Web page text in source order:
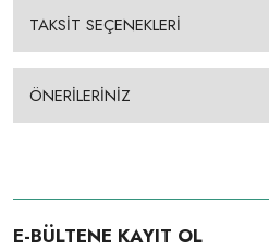
TAKSİT SEÇENEKLERİ
ÖNERİLERİNİZ
E-BÜLTENE KAYIT OL